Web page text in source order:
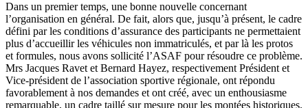
Dans un premier temps, une bonne nouvelle concernant
l’organisation en général. De fait, alors que, jusqu’à présent, le cadre
défini par les conditions d’assurance des participants ne permettaient
plus d’accueillir les véhicules non immatriculés, et par là les protos
et formules, nous avons sollicité l’ASAF pour résoudre ce problème.
Mrs Jacques Ravet et Bernard Hayez, respectivement Président et
Vice-président de l’association sportive régionale, ont répondu
favorablement à nos demandes et ont créé, avec un enthousiasme
remarquable, un cadre taillé sur mesure pour les montées historiques.